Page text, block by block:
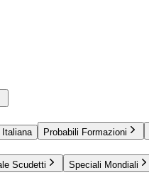
Italiana Probabili Formazioni
Scudetti Speciali Mondiali